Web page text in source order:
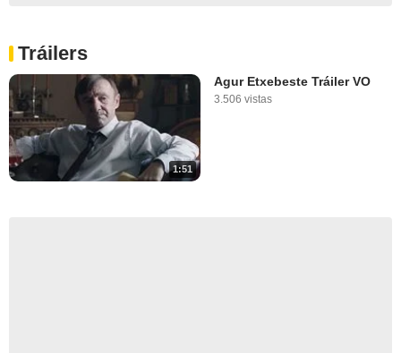
Tráilers
1:51
Agur Etxebeste Tráiler VO
3.506 vistas